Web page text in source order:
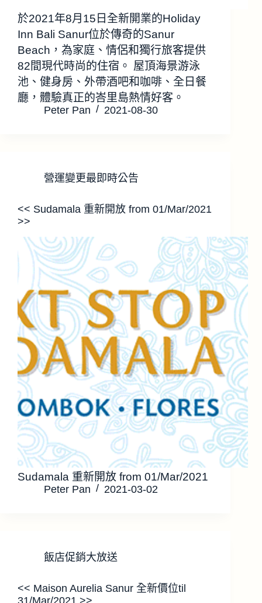
於2021年8月15日全新開業的Holiday
Inn Bali Sanur位於傳奇的Sanur
Beach，為家庭、情侶和獨行旅客提供
82間現代時尚的住宿。 屋頂海景游泳
池、健身房、外帶酒吧和咖啡、全日餐
廳，體驗真正的峇里島熱情好客。
Peter Pan 2021-08-30
營運變更最即時公告
<< Sudamala 重新開放 from 01/Mar/2021
>>
Sudamala 重新開放 from 01/Mar/2021
Peter Pan 2021-03-02
飯店促銷大放送
<< Maison Aurelia Sanur 全新價位til